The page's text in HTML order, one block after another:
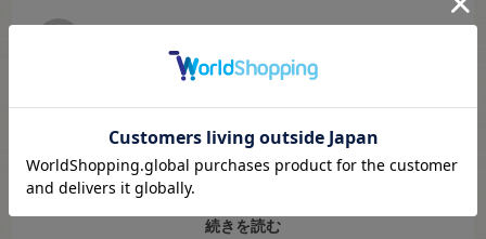
性別:女性
それぞれに微妙なニュアンスの違いがございます！
110番 オフホワイト
100番 晒しただけの自然な白
続きを読む